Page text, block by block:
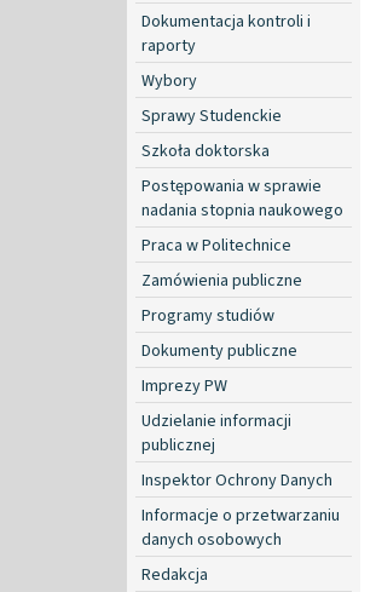
Dokumentacja kontroli i
raporty
Wybory
Sprawy Studenckie
Szkoła doktorska
Postępowania w sprawie
nadania stopnia naukowego
Praca w Politechnice
Zamówienia publiczne
Programy studiów
Dokumenty publiczne
Imprezy PW
Udzielanie informacji
publicznej
Inspektor Ochrony Danych
Informacje o przetwarzaniu
danych osobowych
Redakcja